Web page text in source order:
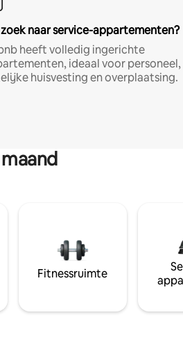
naar service-appartementen?
heeft volledig ingerichte
ideaal voor personeel,
huisvesting en overplaatsing.
Fitnessruimte